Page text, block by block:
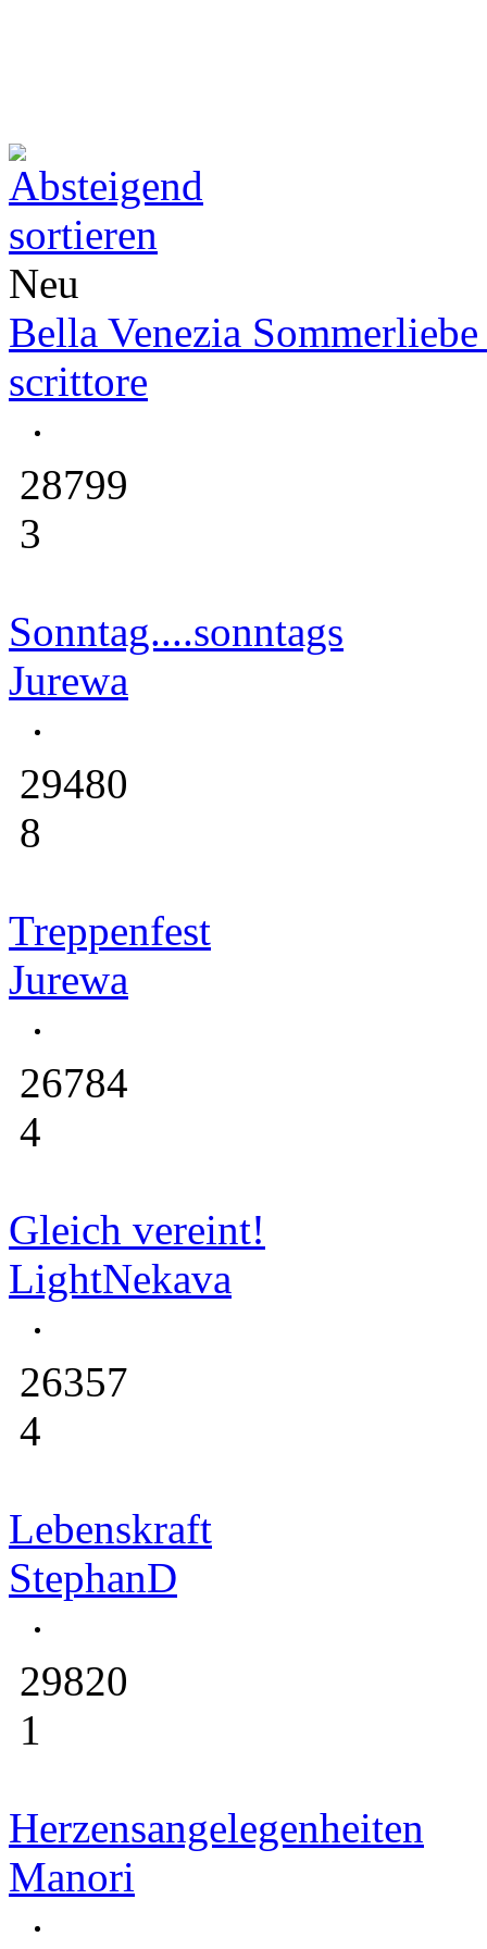
Neu
Bella Venezia
scrittore
28799
3
Sonntag....sonntags
Jurewa
29480
8
Treppenfest
Jurewa
26784
4
Gleich vereint!
LightNekava
26357
4
Lebenskraft
StephanD
29820
1
Herzensangelegenheiten
Manori